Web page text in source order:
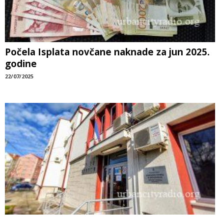
Počela Isplata novčane naknade za jun 2025.
godine
22/07/2025